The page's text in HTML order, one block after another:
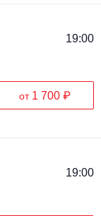
19:00
от 1 700 ₽
19:00